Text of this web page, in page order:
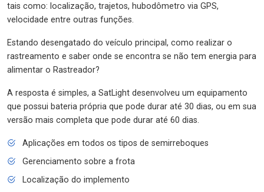
tais como: localização, trajetos, hubodômetro via GPS,
velocidade entre outras funções.
Estando desengatado do veículo principal, como realizar o
rastreamento e saber onde se encontra se não tem energia para
alimentar o Rastreador?
A resposta é simples, a SatLight desenvolveu um equipamento
que possui bateria própria que pode durar até 30 dias, ou em sua
versão mais completa que pode durar até 60 dias.
Aplicações em todos os tipos de semirreboques
Gerenciamento sobre a frota
Localização do implemento